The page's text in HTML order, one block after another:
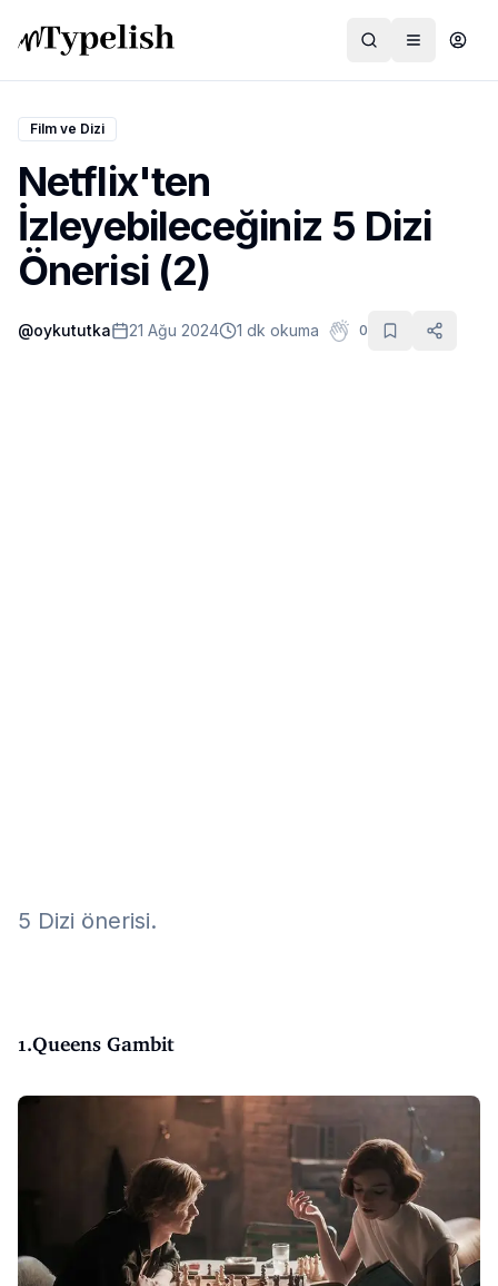
Dünya
Film ve Dizi
Kültür ve Sanat
Sağlık
Film ve Dizi
Netflix'ten
İzleyebileceğiniz 5 Dizi
Önerisi (2)
@oykututka 21 Ağu 2024 1 dk okuma 0
5 Dizi önerisi.
1.Queens Gambit